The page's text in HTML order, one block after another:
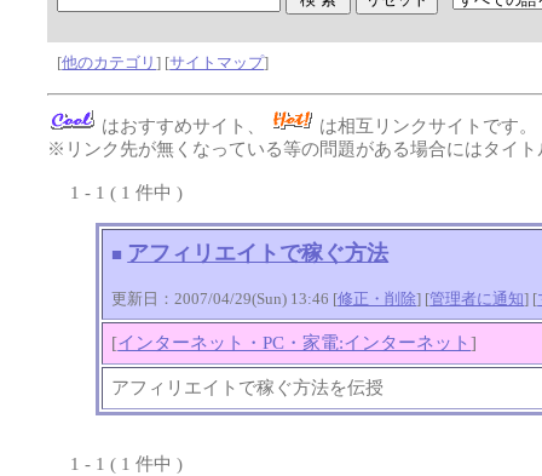
[他のカテゴリ] [サイトマップ]
はおすすめサイト、
は相互リンクサイトです。
※リンク先が無くなっている等の問題がある場合にはタイト
1 - 1 ( 1 件中 )
■ アフィリエイトで稼ぐ方法
更新日：2007/04/29(Sun) 13:46 [修正・削除] [管理者に通知] [
[インターネット・PC・家電:インターネット]
アフィリエイトで稼ぐ方法を伝授
1 - 1 ( 1 件中 )